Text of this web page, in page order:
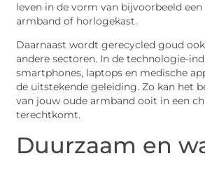
leven in de vorm van bijvoorbeeld
armband of horlogekast.
Daarnaast wordt gerecycled goud
andere sectoren. In de technologie-
smartphones, laptops en medische
de uitstekende geleiding. Zo kan het
van jouw oude armband ooit in een
terechtkomt.
Duurzaam en